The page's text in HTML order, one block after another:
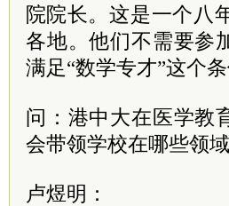
院院长。这是一个八
各地。他们不需要参
满足“数学专才”这个
问：港中大在医学教
会带领学校在哪些领
卢煜明：